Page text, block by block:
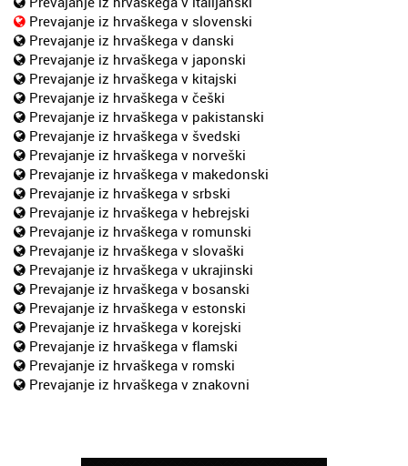
Prevajanje iz hrvaškega v slovenski
Prevajanje iz hrvaškega v danski
Prevajanje iz hrvaškega v japonski
Prevajanje iz hrvaškega v kitajski
Prevajanje iz hrvaškega v češki
Prevajanje iz hrvaškega v pakistanski
Prevajanje iz hrvaškega v švedski
Prevajanje iz hrvaškega v norveški
Prevajanje iz hrvaškega v makedonski
Prevajanje iz hrvaškega v srbski
Prevajanje iz hrvaškega v hebrejski
Prevajanje iz hrvaškega v romunski
Prevajanje iz hrvaškega v slovaški
Prevajanje iz hrvaškega v ukrajinski
Prevajanje iz hrvaškega v bosanski
Prevajanje iz hrvaškega v estonski
Prevajanje iz hrvaškega v korejski
Prevajanje iz hrvaškega v flamski
Prevajanje iz hrvaškega v romski
Prevajanje iz hrvaškega v znakovni